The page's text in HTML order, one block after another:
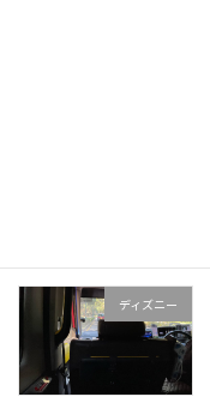
ディズニー